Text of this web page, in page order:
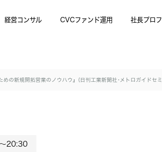
経営コンサル CVCファンド運用 社長プロ
めの新規開拓営業のノウハウ』(日刊工業新聞社･メトロガイドセ
20:30